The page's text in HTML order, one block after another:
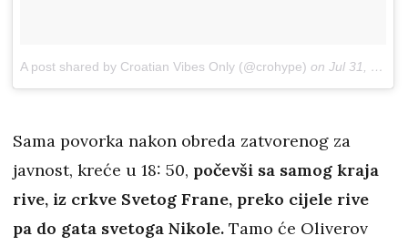
A post shared by Croatian Vibes Only (@crohype) on Jul 31, 2018 at 2:39am PDT
Sama povorka nakon obreda zatvorenog za
javnost, kreće u 18: 50, počevši sa samog kraja
rive, iz crkve Svetog Frane, preko cijele rive
pa do gata svetoga Nikole. Tamo će Oliverov